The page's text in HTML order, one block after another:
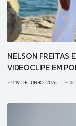
NELSON FREITAS
VIDEOCLIPE EM
EM19 DE JUNHO, 2026 POR